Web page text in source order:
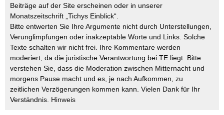
Beiträge auf der Site erscheinen oder in unserer
Monatszeitschrift „Tichys Einblick“.
Bitte entwerten Sie Ihre Argumente nicht durch Unterstellungen,
Verunglimpfungen oder inakzeptable Worte und Links. Solche
Texte schalten wir nicht frei. Ihre Kommentare werden
moderiert, da die juristische Verantwortung bei TE liegt. Bitte
verstehen Sie, dass die Moderation zwischen Mitternacht und
morgens Pause macht und es, je nach Aufkommen, zu
zeitlichen Verzögerungen kommen kann. Vielen Dank für Ihr
Verständnis. Hinweis